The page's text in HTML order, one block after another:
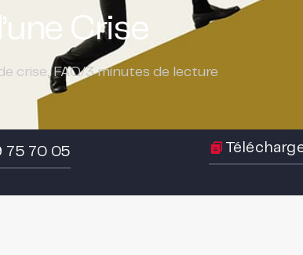
Crise
crise,FAQ/3minutes de lecture
75 70 05